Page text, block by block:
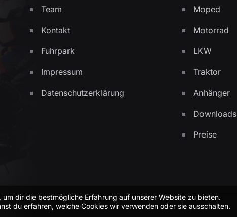
Team
Kontakt
Fuhrpark
Impressum
Datenschutzerklärung
Moped
Motorrad
LKW
Traktor
Anhänger
Downloads
Preise
um dir die bestmögliche Erfahrung auf unserer Website zu bieten.
du erfahren, welche Cookies wir verwenden oder sie ausschalten.